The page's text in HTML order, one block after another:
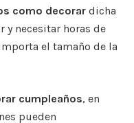
como decorar dicha
y necesitar horas de
el tamaño de la
cumpleaños, en
pueden